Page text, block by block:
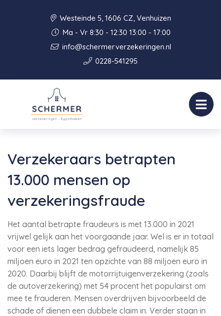
Westeinde 5, 1606 CZ, Venhuizen
Ma - Vr 8:30 - 12:30 13:00 - 17:00
info@schermerverzekeringen.nl
0228-541295
Verzekeraars betrapten
13.000 mensen op
verzekeringsfraude
Het aantal betrapte fraudeurs is met 13.000 in 2021
vrijwel gelijk aan het voorgaande jaar. Wel is er in totaal
voor een iets lager bedrag gefraudeerd, namelijk 85
miljoen euro in 2021 ten opzichte van 88 miljoen euro in
2020. Daarbij blijft de motorrijtuigenverzekering (zoals
de autoverzekering) met 54 procent het populairst om
mee te frauderen. Mensen overdrijven bijvoorbeeld de
schade of dienen een dubbele claim in. Verder staan in